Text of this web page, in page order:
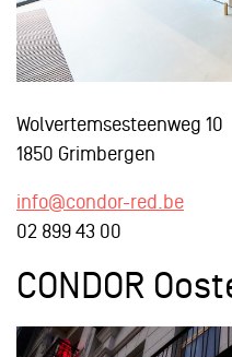
Wolvertemsesteenweg 10
1850 Grimbergen
info@condor-red.be
02 899 43 00
CONDOR